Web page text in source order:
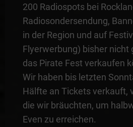
200 Radiospots bei
Radiosondersendung,
in der Region und auf
Flyerwerbung) bisher nicht
das Pirate Fest verkaufen
Wir haben bis letzten
Hälfte an Tickets verkauft,
die wir bräuchten, um
Even zu erreichen.